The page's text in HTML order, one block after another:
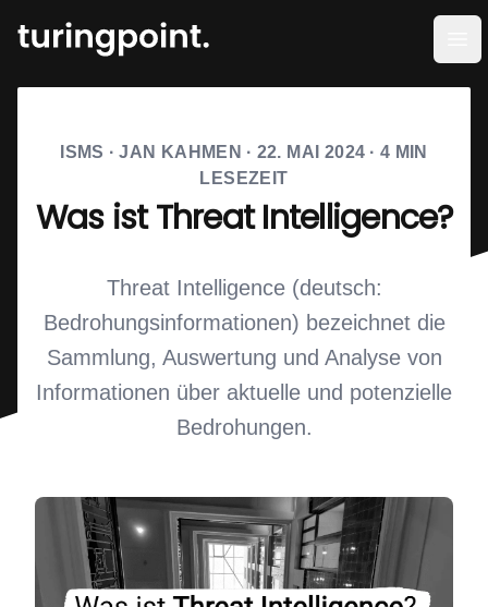
ISMS · JAN KAHMEN · 22. MAI 2024 · 4 MIN
LESEZEIT
Was ist Threat Intelligence?
Threat Intelligence (deutsch:
Bedrohungsinformationen) bezeichnet die
Sammlung, Auswertung und Analyse von
Informationen über aktuelle und potenzielle
Bedrohungen.